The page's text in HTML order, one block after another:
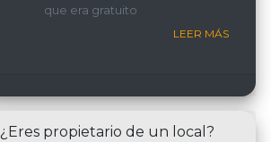
nosotros.
que era gratuito
LEER MÁS
¿Eres propietario de un local?